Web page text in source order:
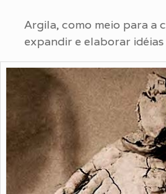
Argila, como meio para a
expandir e elaborar idéias